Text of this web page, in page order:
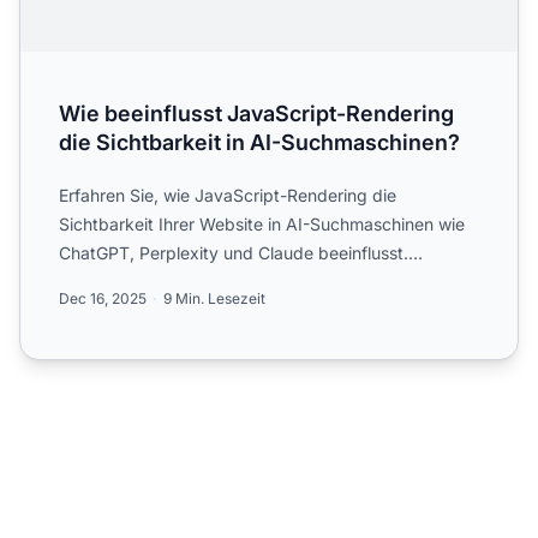
Wie beeinflusst JavaScript-Rendering
die Sichtbarkeit in AI-Suchmaschinen?
Erfahren Sie, wie JavaScript-Rendering die
Sichtbarkeit Ihrer Website in AI-Suchmaschinen wie
ChatGPT, Perplexity und Claude beeinflusst.
Dec 16, 2025 9 Min. Lesezeit